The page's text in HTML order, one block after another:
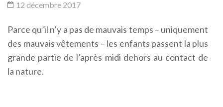
12 décembre 2017
Parce qu’il n’y a pas de mauvais temps – uniquement
des mauvais vêtements – les enfants passent la plus
grande partie de l’après-midi dehors au contact de
la nature.